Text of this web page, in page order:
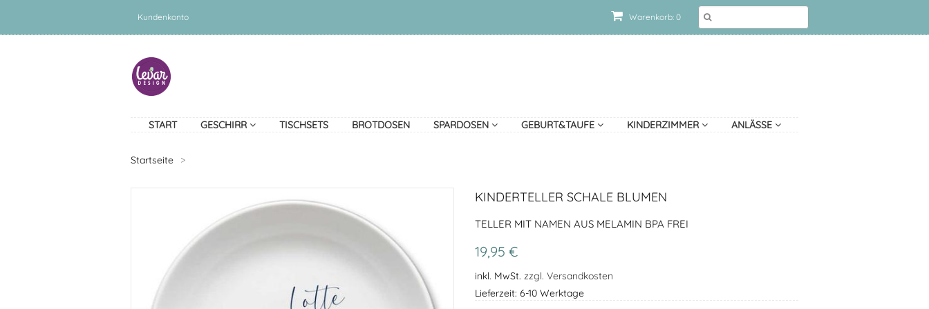
Warenkorb: 0
Kundenkonto
START GESCHIRR TISCHSETS BROTDOSEN SPARDOSEN GEBURT&TAUFE KINDERZIMMER ANLÄSSE
Startseite >
KINDERTELLER SCHALE BLUMEN
TELLER MIT NAMEN AUS MELAMIN BPA FREI
19,95 €
inkl. MwSt. zzgl. Versandkosten
Lieferzeit: 6-10 Werktage